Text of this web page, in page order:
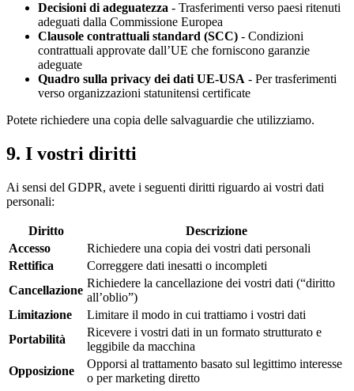
Decisioni di adeguatezza - Trasferimenti verso paesi ritenuti
adeguati dalla Commissione Europea
Clausole contrattuali standard (SCC) - Condizioni
contrattuali approvate dall’UE che forniscono garanzie
adeguate
Quadro sulla privacy dei dati UE-USA - Per trasferimenti
verso organizzazioni statunitensi certificate
Potete richiedere una copia delle salvaguardie che utilizziamo.
9. I vostri diritti
Ai sensi del GDPR, avete i seguenti diritti riguardo ai vostri dati
personali:
Diritto
Descrizione
Accesso
Richiedere una copia dei vostri dati personali
Rettifica
Correggere dati inesatti o incompleti
Cancellazione
Richiedere la cancellazione dei vostri dati (“diritto
all’oblio”)
Limitazione
Limitare il modo in cui trattiamo i vostri dati
Portabilità
Ricevere i vostri dati in un formato strutturato e
leggibile da macchina
Opposizione
Opporsi al trattamento basato sul legittimo interesse
o per marketing diretto